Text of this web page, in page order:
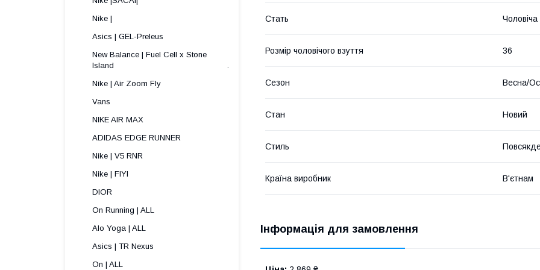
Стать Чоловіча
Розмір чоловічого взуття 36
Сезон Весна/
Стан Новий
Стиль
Країна виробник В'єтнам
Інформація для замовлення
Nike |
Asics | GEL-Preleus
New Balance | Fuel Cell x Stone
Island .
Nike | Air Zoom Fly
Vans
NIKE AIR MAX
ADIDAS EDGE RUNNER
Nike | V5 RNR
Nike | FIYI
DIOR
On Running | ALL
Alo Yoga | ALL
Asics | TR Nexus
On | ALL